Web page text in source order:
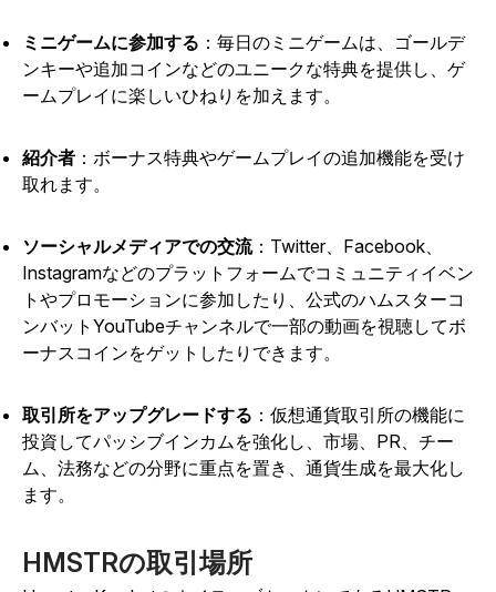
ミニゲームに参加する ：毎日のミニゲームは、ゴールデ
ンキーや追加コインなどのユニークな特典を提供し、ゲ
ームプレイに楽しいひねりを加えます。
紹介者 ：ボーナス特典やゲームプレイの追加機能を受け
取れます。
ソーシャルメディアでの交流：Twitter、Facebook、
Instagramなどのプラットフォームでコミュニティイベン
トやプロモーションに参加したり、公式のハムスターコ
ンバットYouTubeチャンネルで一部の動画を視聴してボ
ーナスコインをゲットしたりできます。
取引所をアップグレードする ：仮想通貨取引所の機能に
投資してパッシブインカムを強化し、市場、PR、チー
ム、法務などの分野に重点を置き、通貨生成を最大化し
ます。
HMSTRの取引場所